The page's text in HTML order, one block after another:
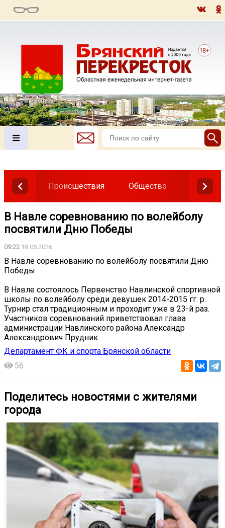
Происшествия Общество Власть
В Навле соревнованию по волейболу
посвятили Дню Победы
09:22 18.05.2026
В Навле соревнованию по волейболу посвятили Дню
Победы
В Навле состоялось Первенство Навлинской спортивной
школы по волейболу среди девушек 2014-2015 гг. р.
Турнир стал традиционным и проходит уже в 23-й раз.
Участников соревнований приветствовал глава
администрации Навлинского района Александр
Александрович Прудник.
Департамент ФК и спорта Брянской области
56
Поделитесь новостями с жителями
города